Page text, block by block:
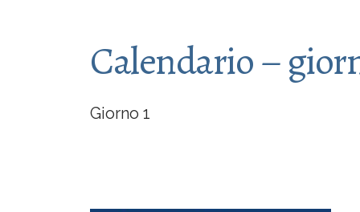
Calendario –
Giorno 1